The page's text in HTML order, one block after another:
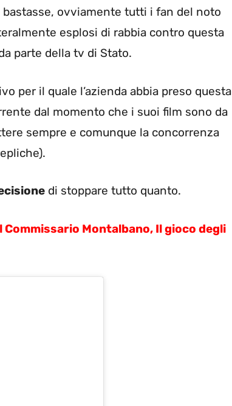
ovviamente tutti i fan del noto
esplosi di rabbia contro questa
parte della tv di Stato.
per il quale l’azienda abbia preso questa
dal momento che i suoi film sono da
sempre e comunque la concorrenza
di stoppare tutto quanto.
Commissario Montalbano, Il gioco degli